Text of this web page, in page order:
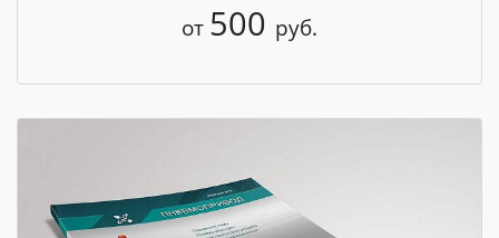
от 500 руб.